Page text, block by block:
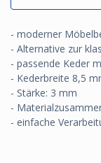
- moderner
- Alternative zur
- passende Keder
- Kederbreite 8,5
- Stärke: 3 mm
-
- einfache